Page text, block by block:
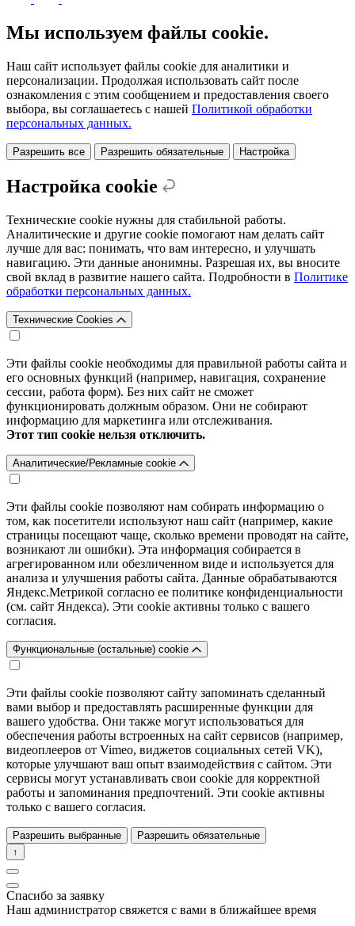
Мы используем файлы cookie.
Наш сайт использует файлы cookie для аналитики и
персонализации. Продолжая использовать сайт после
ознакомления с этим сообщением и предоставления своего
выбора, вы соглашаетесь с нашей Политикой обработки
персональных данных.
Разрешить все Разрешить обязательные Настройка
Настройка cookie
Технические cookie нужны для стабильной работы.
Аналитические и другие cookie помогают нам делать сайт
лучше для вас: понимать, что вам интересно, и улучшать
навигацию. Эти данные анонимны. Разрешая их, вы вносите
свой вклад в развитие нашего сайта. Подробности в Политике
обработки персональных данных.
Технические Cookies
Эти файлы cookie необходимы для правильной работы сайта и
его основных функций (например, навигация, сохранение
сессии, работа форм). Без них сайт не сможет
функционировать должным образом. Они не собирают
информацию для маркетинга или отслеживания.
Этот тип cookie нельзя отключить.
Аналитические/Рекламные cookie
Эти файлы cookie позволяют нам собирать информацию о
том, как посетители используют наш сайт (например, какие
страницы посещают чаще, сколько времени проводят на сайте,
возникают ли ошибки). Эта информация собирается в
агрегированном или обезличенном виде и используется для
анализа и улучшения работы сайта. Данные обрабатываются
Яндекс.Метрикой согласно ее политике конфиденциальности
(см. сайт Яндекса). Эти cookie активны только с вашего
согласия.
Функциональные (остальные) cookie
Эти файлы cookie позволяют сайту запоминать сделанный
вами выбор и предоставлять расширенные функции для
вашего удобства. Они также могут использоваться для
обеспечения работы встроенных на сайт сервисов (например,
видеоплееров от Vimeo, виджетов социальных сетей VK),
которые улучшают ваш опыт взаимодействия с сайтом. Эти
сервисы могут устанавливать свои cookie для корректной
работы и запоминания предпочтений. Эти cookie активны
только с вашего согласия.
Разрешить выбранные
Разрешить обязательные
↑
Спасибо за заявку
Наш администратор свяжется с вами в ближайшее время